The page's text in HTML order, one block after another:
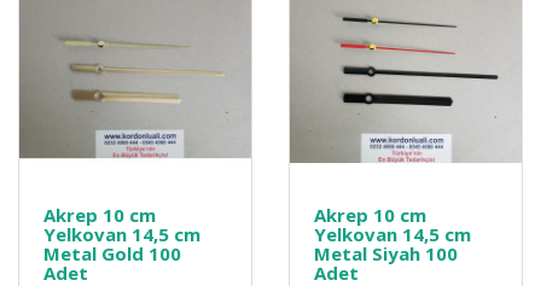
Akrep 10 cm
Yelkovan 14,5 cm
Metal Gold 100
Adet
Akrep 10 cm
Yelkovan 14,5 cm
Metal Siyah 100
Adet